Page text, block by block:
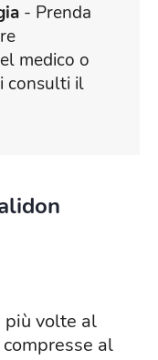
- Prenda
medico o
consulti il
più volte al
al